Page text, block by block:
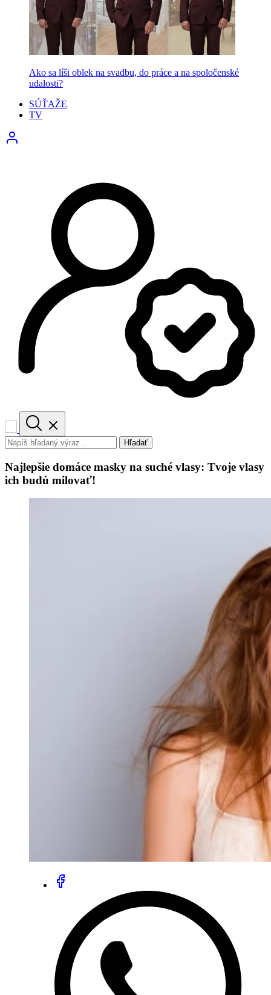
Ako sa líši oblek na svadbu, do práce a na spoločenské
udalosti?
SÚŤAŽE
TV
Hľadať
Najlepšie domáce masky na suché vlasy: Tvoje vlasy
ich budú milovať!